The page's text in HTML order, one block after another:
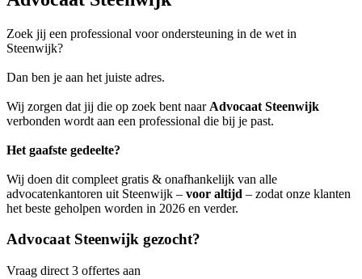
Zoek jij een professional voor ondersteuning in de wet in
Steenwijk?
Dan ben je aan het juiste adres.
Wij zorgen dat jij die op zoek bent naar Advocaat Steenwijk
verbonden wordt aan een professional die bij je past.
Het gaafste gedeelte?
Wij doen dit compleet gratis & onafhankelijk van alle
advocatenkantoren uit Steenwijk – voor altijd – zodat onze klanten
het beste geholpen worden in 2026 en verder.
Advocaat Steenwijk gezocht?
Vraag direct 3 offertes aan